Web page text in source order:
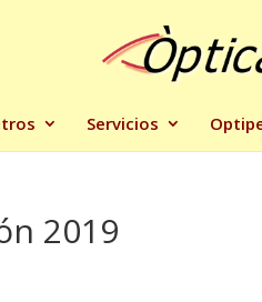
Servicios
2019